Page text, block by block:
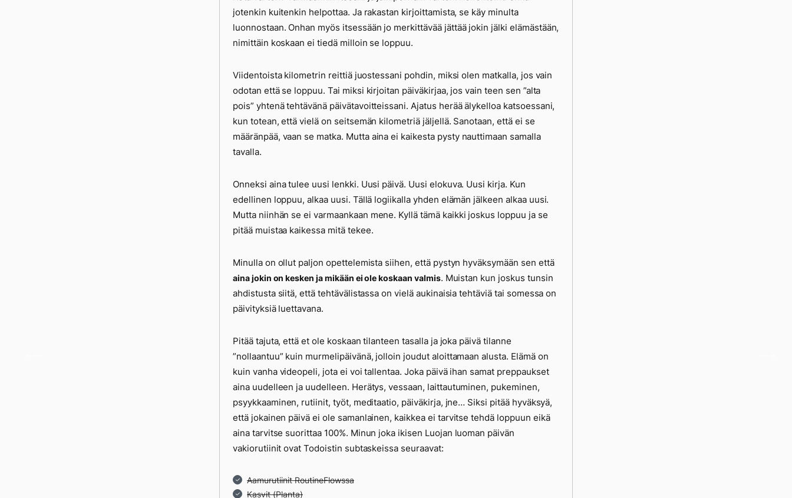
jotenkin kuitenkin helpottaa. Ja rakastan kirjoittamista, se käy minulta
luonnostaan. Onhan myös itsessään jo merkittävää jättää jokin jälki elämästään,
nimittäin koskaan ei tiedä milloin se loppuu.
Viidentoista kilometrin reittiä juostessani pohdin, miksi olen matkalla, jos vain
odotan että se loppuu. Tai miksi kirjoitan päiväkirjaa, jos vain teen sen ”alta
pois” yhtenä tehtävänä päivätavoitteissani. Ajatus herää älykelloa katsoessani,
kun totean, että vielä on seitsemän kilometriä jäljellä. Sanotaan, että ei se
määränpää, vaan se matka. Mutta aina ei kaikesta pysty nauttimaan samalla
tavalla.
Onneksi aina tulee uusi lenkki. Uusi päivä. Uusi elokuva. Uusi kirja. Kun
edellinen loppuu, alkaa uusi. Tällä logiikalla yhden elämän jälkeen alkaa uusi.
Mutta niinhän se ei varmaankaan mene. Kyllä tämä kaikki joskus loppuu ja se
pitää muistaa kaikessa mitä tekee.
Minulla on ollut paljon opettelemista siihen, että pystyn hyväksymään sen että
aina jokin on kesken ja mikään ei ole koskaan valmis. Muistan kun joskus tunsin
ahdistusta siitä, että tehtävälistassa on vielä aukinaisia tehtäviä tai somessa on
päivityksiä luettavana.
Pitää tajuta, että et ole koskaan tilanteen tasalla ja joka päivä tilanne
”nollaantuu” kuin murmelipäivänä, jolloin joudut aloittamaan alusta. Elämä on
kuin vanha videopeli, jota ei voi tallentaa. Joka päivä ihan samat preppaukset
aina uudelleen ja uudelleen. Herätys, vessaan, laittautuminen, pukeminen,
psyykkaaminen, rutiinit, työt, meditaatio, päiväkirja, jne… Siksi pitää hyväksyä,
että jokainen päivä ei ole samanlainen, kaikkea ei tarvitse tehdä loppuun eikä
aina tarvitse suorittaa 100%. Minun joka ikisen Luojan luoman päivän
vakiorutiinit ovat Todoistin subtaskeissa seuraavat:
Aamurutiinit RoutineFlowssa
Kasvit (Planta)
Päivä 13461